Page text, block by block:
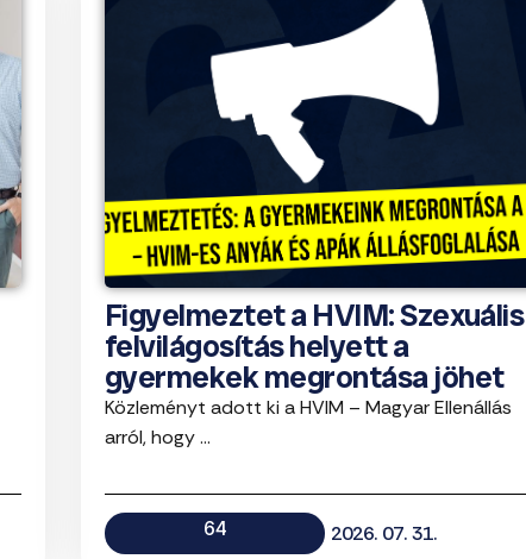
Figyelmeztet a HVIM: Szexuális
felvilágosítás helyett a
gyermekek megrontása jöhet
Közleményt adott ki a HVIM – Magyar Ellenállás
arról, hogy ...
64 2026. 07. 31.